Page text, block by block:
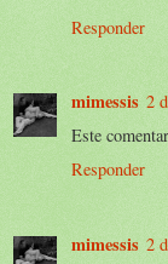
Responder
mimessis 2
Este
Responder
mimessis 2